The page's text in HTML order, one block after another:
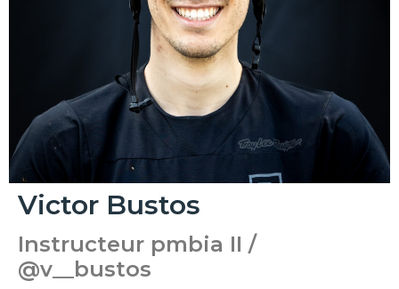
Victor Bustos
Instructeur pmbia II /
@v__bustos